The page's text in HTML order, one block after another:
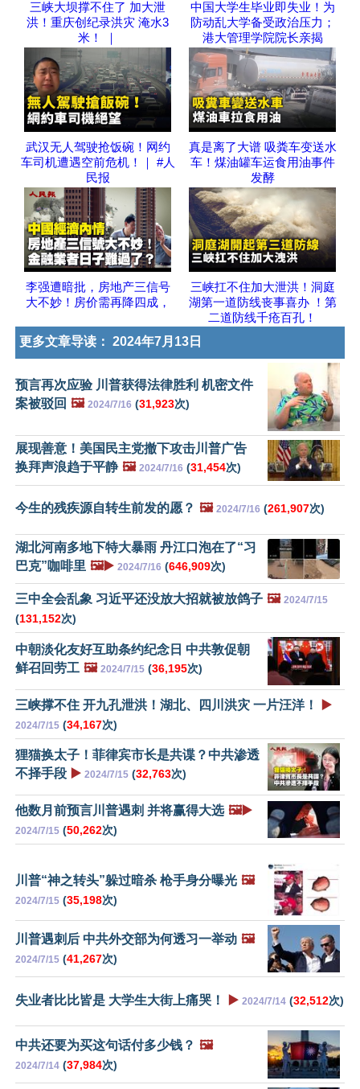
三峡大坝撑不住了 加大泄
洪！重庆创纪录洪灾 淹水3
米！ ｜
中国大学生毕业即失业！为
防动乱大学备受政治压力；
港大管理学院院长亲揭
武汉无人驾驶抢饭碗！网约
车司机遭遇空前危机！｜ #人
民报
真是离了大谱 吸粪车变送水
车！煤油罐车运食用油事件
发酵
李强遭暗批，房地产三信号
大不妙！房价需再降四成，
三峡扛不住加大泄洪！洞庭
湖第一道防线丧事喜办 ！第
二道防线千疮百孔！
更多文章导读： 2024年7月13日
预言再次应验 川普获得法律胜利 机密文件
案被驳回 🖼️ 2024/7/16 (31,923次)
展现善意！美国民主党撤下攻击川普广告
换拜声浪趋于平静 🖼️ 2024/7/16 (31,454次)
今生的残疾源自转生前发的愿？ 🖼️ 2024/7/16 (261,907次)
湖北河南多地下特大暴雨 丹江口泡在了“习
巴克”咖啡里 🖼️▶️ 2024/7/16 (646,909次)
三中全会乱象 习近平还没放大招就被放鸽子 🖼️ 2024/7/15
(131,152次)
中朝淡化友好互助条约纪念日 中共敦促朝
鲜召回劳工 🖼️ 2024/7/15 (36,195次)
三峡撑不住 开九孔泄洪！湖北、四川洪灾 一片汪洋！ ▶️
2024/7/15 (34,167次)
狸猫换太子！菲律宾市长是共谍？中共渗透
不择手段 ▶️ 2024/7/15 (32,763次)
他数月前预言川普遇刺 并将赢得大选 🖼️▶️
2024/7/15 (50,262次)
川普“神之转头”躲过暗杀 枪手身分曝光 🖼️
2024/7/15 (35,198次)
川普遇刺后 中共外交部为何透习一举动 🖼️
2024/7/15 (41,267次)
失业者比比皆是 大学生大街上痛哭！ ▶️ 2024/7/14 (32,512次)
中共还要为买这句话付多少钱？ 🖼️
2024/7/14 (37,984次)